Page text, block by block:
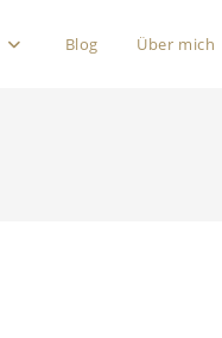
Blog Über mich